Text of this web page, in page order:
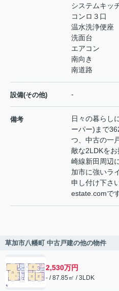
システムキッ
コンロ３口
温水洗浄便座
洗面台
エアコン
南向き
南道路
設備(その他) -
備考
日々の暮らし
ーパー)まで
つ、中古の一
敵な2LDKを
崎線新田周辺
加市に強いラ
申し付け下さ
estate.comで
草加市八幡町 中古戸建の他の物件
2,530万円
- / 87.85㎡ / 3LDK